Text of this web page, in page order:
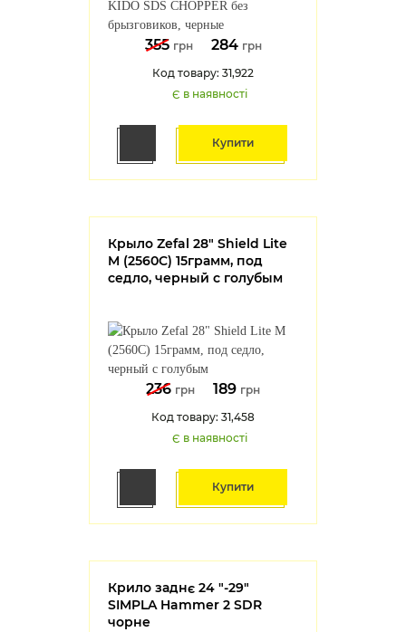
355 грн 284 грн
Код товару: 31,922
Є в наявності
Купити
Крыло Zefal 28" Shield Lite
M (2560C) 15грамм, под
седло, черный с голубым
236 грн 189 грн
Код товару: 31,458
Є в наявності
Купити
Крило заднє 24 "-29"
SIMPLA Hammer 2 SDR
чорне